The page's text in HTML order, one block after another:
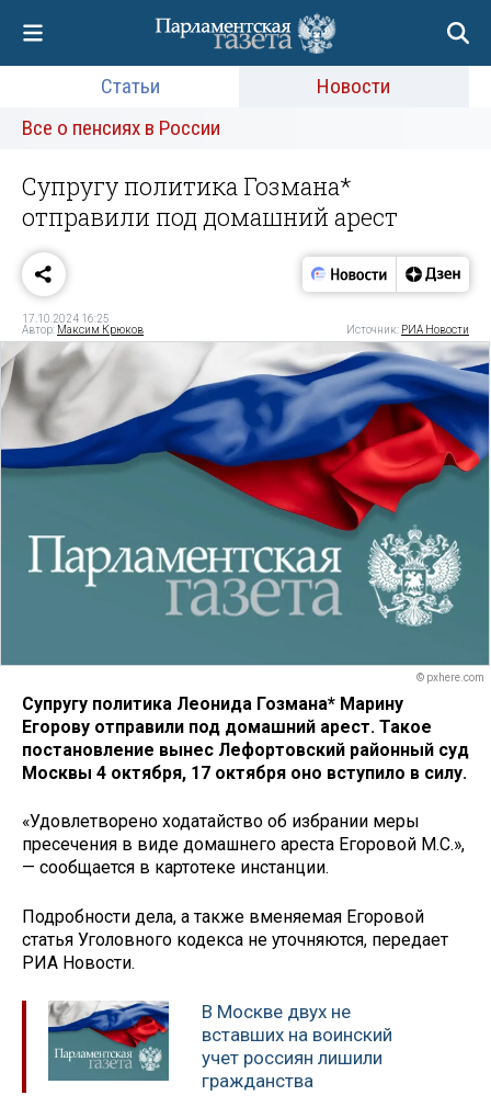
Статьи
Новости
Все о пенсиях в России
Супругу политика Гозмана*
отправили под домашний арест
17.10.2024 16:25
Автор: Максим Крюков Источник: РИА Новости
© pxhere.com
Супругу политика Леонида Гозмана* Марину
Егорову отправили под домашний арест. Такое
постановление вынес Лефортовский районный суд
Москвы 4 октября, 17 октября оно вступило в силу.
«Удовлетворено ходатайство об избрании меры
пресечения в виде домашнего ареста Егоровой М.С.»,
— сообщается в картотеке инстанции.
Подробности дела, а также вменяемая Егоровой
статья Уголовного кодекса не уточняются, передает
РИА Новости.
В Москве двух не
вставших на воинский
учет россиян лишили
гражданства